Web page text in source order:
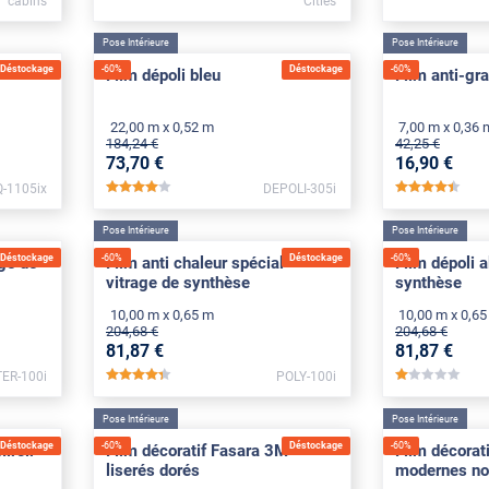
Déstockage
1105ix
Déstockage
-60%
Pose Intérieure
Film dépoli bleu
22,00 m x 0,52 m
184,24 €
73,70 €
***** DEPOLI-305i
-60%
Pose Intérieure
Film anti-
7,00 m x 0,36
42,25 €
16,90 €
*****
Déstockage
de
100i
Déstockage
-60%
Pose Intérieure
Film anti chaleur spécial
vitrage de synthèse
10,00 m x 0,65 m
204,68 €
81 ,87 €
***** POLY-100i
-60%
Pose Intérieure
Film dépoli
synthèse
10,00 m x
204,68 €
81 ,87 €
*****
Déstockage Déstockage
-60%
Pose Intérieure
Film décoratif Fasara 3M
liserés dorés
-60%
Pose Intérieure
Film
modernes